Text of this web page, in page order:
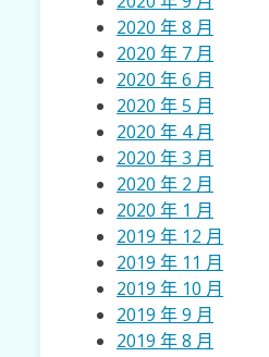
2020 年 8 月
2020 年 7 月
2020 年 6 月
2020 年 5 月
2020 年 4 月
2020 年 3 月
2020 年 2 月
2020 年 1 月
2019 年 12 月
2019 年 11 月
2019 年 10 月
2019 年 9 月
2019 年 8 月